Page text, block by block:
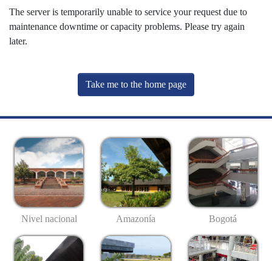
The server is temporarily unable to service your request due to
maintenance downtime or capacity problems. Please try again
later.
Take me to the home page
Nivel nacional Amazonía Bogotá